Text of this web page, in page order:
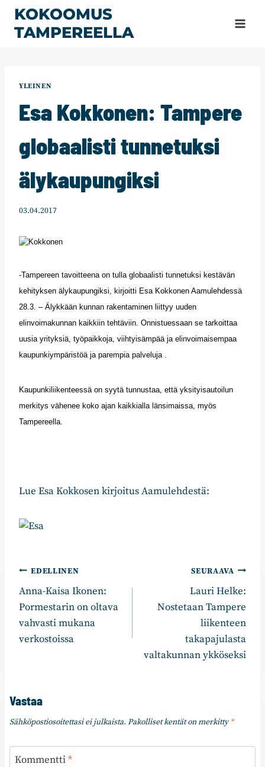
Siirry
sisältöön
KOKOOMUS
TAMPEREELLA
YLEINEN
Esa Kokkonen: Tampere
globaalisti tunnetuksi
älykaupungiksi
03.04.2017
-Tampereen tavoitteena on tulla globaalisti tunnetuksi kestävän
kehityksen älykaupungiksi, kirjoitti Esa Kokkonen Aamulehdessä
28.3. – Älykkään kunnan rakentaminen liittyy uuden
elinvoimakunnan kaikkiin tehtäviin. Onnistuessaan se tarkoittaa
uusia yrityksiä, työpaikkoja, viihtyisämpää ja elinvoimaisempaa
kaupunkiympäristöä ja parempia palveluja .
Kaupunkiliikenteessä on syytä tunnustaa, että yksityisautoilun
merkitys vähenee koko ajan kaikkialla länsimaissa, myös
Tampereella.
Lue Esa Kokkosen kirjoitus Aamulehdestä:
Artikkelien
selaus
EDELLINEN
Anna-Kaisa Ikonen:
Pormestarin on oltava
vahvasti mukana
verkostoissa
SEURAAVA
Lauri Helke:
Nostetaan Tampere
liikenteen
takapajulasta
valtakunnan ykköseksi
Vastaa
Sähköpostiosoitettasi ei julkaista. Pakolliset kentät on merkitty*
Kommentti*